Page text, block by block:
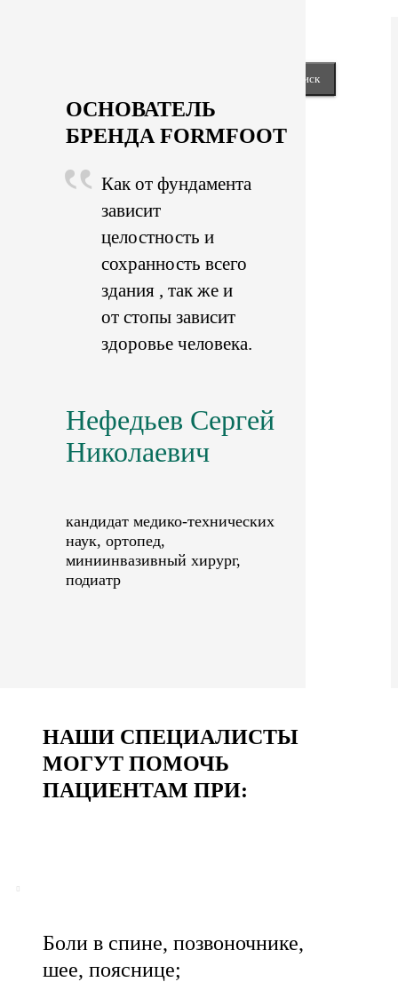
ОСНОВАТЕЛЬ
БРЕНДА FORMFOOT
Как от фундамента
зависит
целостность и
сохранность всего
здания , так же и
от стопы зависит
здоровье человека.
Нефедьев Сергей
Николаевич
кандидат медико-технических
наук, ортопед,
миниинвазивный хирург,
подиатр
НАШИ СПЕЦИАЛИСТЫ
МОГУТ ПОМОЧЬ
ПАЦИЕНТАМ ПРИ:
Боли в спине, позвоночнике,
шее, пояснице;